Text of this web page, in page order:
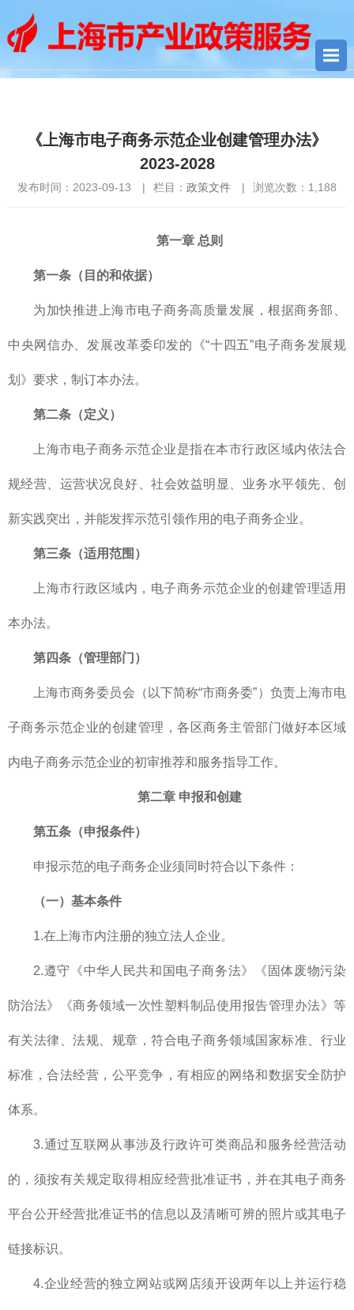
《上海市电子商务示范企业创建管理办法》
2023-2028
发布时间：2023-09-13 | 栏目： 政策文件 | 浏览次数： 1,188
第一章 总则
第一条（目的和依据）
为加快推进上海市电子商务高质量发展，根据商务部、
中央网信办、发展改革委印发的《“十四五”电子商务发展规
划》要求，制订本办法。
第二条（定义）
上海市电子商务示范企业是指在本市行政区域内依法合
规经营、运营状况良好、社会效益明显、业务水平领先、创
新实践突出，并能发挥示范引领作用的电子商务企业。
第三条（适用范围）
上海市行政区域内，电子商务示范企业的创建管理适用
本办法。
第四条（管理部门）
上海市商务委员会（以下简称“市商务委”）负责上海市电
子商务示范企业的创建管理，各区商务主管部门做好本区域
内电子商务示范企业的初审推荐和服务指导工作。
第二章 申报和创建
第五条（申报条件）
申报示范的电子商务企业须同时符合以下条件：
（一）基本条件
1.在上海市内注册的独立法人企业。
2.遵守《中华人民共和国电子商务法》《固体废物污染
防治法》《商务领域一次性塑料制品使用报告管理办法》等
有关法律、法规、规章，符合电子商务领域国家标准、行业
标准，合法经营，公平竞争，有相应的网络和数据安全防护
体系。
3.通过互联网从事涉及行政许可类商品和服务经营活动
的，须按有关规定取得相应经营批准证书，并在其电子商务
平台公开经营批准证书的信息以及清晰可辨的照片或其电子
链接标识。
4.企业经营的独立网站或网店须开设两年以上并运行稳